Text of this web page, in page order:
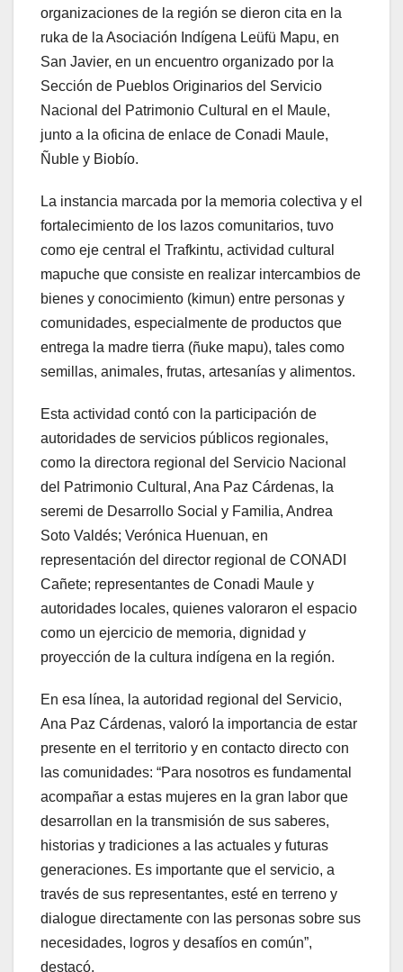
organizaciones de la región se dieron cita en la
ruka de la Asociación Indígena Leüfü Mapu, en
San Javier, en un encuentro organizado por la
Sección de Pueblos Originarios del Servicio
Nacional del Patrimonio Cultural en el Maule,
junto a la oficina de enlace de Conadi Maule,
Ñuble y Biobío.
La instancia marcada por la memoria colectiva y el
fortalecimiento de los lazos comunitarios, tuvo
como eje central el Trafkintu, actividad cultural
mapuche que consiste en realizar intercambios de
bienes y conocimiento (kimun) entre personas y
comunidades, especialmente de productos que
entrega la madre tierra (ñuke mapu), tales como
semillas, animales, frutas, artesanías y alimentos.
Esta actividad contó con la participación de
autoridades de servicios públicos regionales,
como la directora regional del Servicio Nacional
del Patrimonio Cultural, Ana Paz Cárdenas, la
seremi de Desarrollo Social y Familia, Andrea
Soto Valdés; Verónica Huenuan, en
representación del director regional de CONADI
Cañete; representantes de Conadi Maule y
autoridades locales, quienes valoraron el espacio
como un ejercicio de memoria, dignidad y
proyección de la cultura indígena en la región.
En esa línea, la autoridad regional del Servicio,
Ana Paz Cárdenas, valoró la importancia de estar
presente en el territorio y en contacto directo con
las comunidades: “Para nosotros es fundamental
acompañar a estas mujeres en la gran labor que
desarrollan en la transmisión de sus saberes,
historias y tradiciones a las actuales y futuras
generaciones. Es importante que el servicio, a
través de sus representantes, esté en terreno y
dialogue directamente con las personas sobre sus
necesidades, logros y desafíos en común”,
destacó.